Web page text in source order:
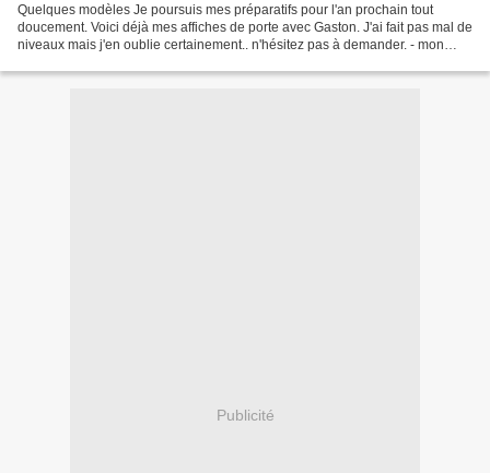
Quelques modèles Je poursuis mes préparatifs pour l'an prochain tout
doucement. Voici déjà mes affiches de porte avec Gaston. J'ai fait pas mal de
niveaux mais j'en oublie certainement.. n'hésitez pas à demander. - mon
Publicité